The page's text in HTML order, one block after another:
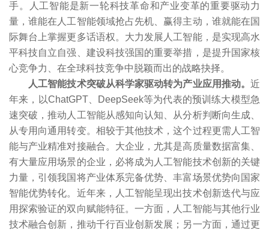
手。人工智能是新一轮科技革命和产业变革的重要驱动力
量，谁能在人工智能领域抢占先机、赢得主动，谁就能在国
际舞台上掌握更多话语权。大力发展人工智能，是实现高水
平科技自立自强、建设科技强国的重要举措，是提升国家核
心竞争力、在全球科技竞争中脱颖而出的战略抉择。
人工智能技术突破从科学家驱动转为产业应用推动。 近
年来，以ChatGPT、DeepSeek等为代表的预训练大模型急
速突破，推动人工智能从感知向认知、从分析判断向生成、
从专用向通用转变。相较于其他技术，这个过程更需人工智
能与产业精准对接融合。大企业，尤其是高质量数据富集、
有大量应用场景的企业，必将成为人工智能技术创新的关键
力量，引领我国将产业体系完备优势、丰富场景优势向国家
智能优势转化。近年来，人工智能呈现出技术创新迭代与应
用探索验证的双向赋能特征。一方面，人工智能与其他行业
技术融合创新，推动千行百业创新发展；另一方面，通过更